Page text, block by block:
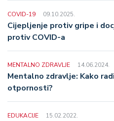
COVID-19 09.10.2025.
Cijepljenje protiv gripe i
protiv COVID-a
MENTALNO ZDRAVLJE 14.06.2024.
Mentalno zdravlje: Kako
otpornosti?
EDUKACIJE 15.02.2022.